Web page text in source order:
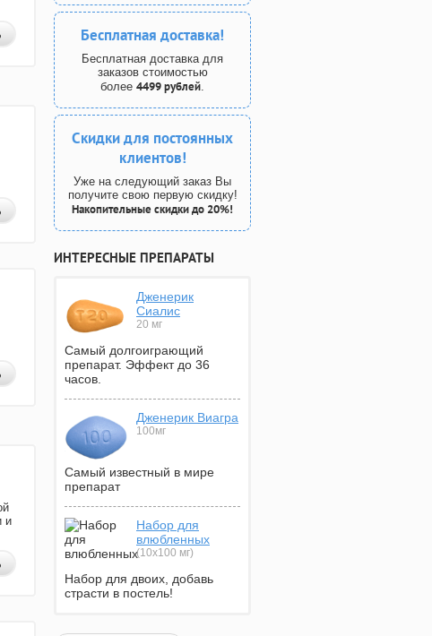
и
Бесплатная доставка!
Бесплатная доставка для
заказов стоимостью
более 4499 рублей.
Скидки для постоянных
клиентов!
Уже на следующий заказ Вы
получите свою первую скидку!
Накопительные скидки до 20%!
ИНТЕРЕСНЫЕ ПРЕПАРАТЫ
Дженерик
Сиалис
20 мг
Самый долгоиграющий
препарат. Эффект до 36
часов.
Дженерик Виагра
100мг
Самый известный в мире
препарат
Набор для
влюбленных
(10х100 мг)
Набор для двоих, добавь
страсти в постель!